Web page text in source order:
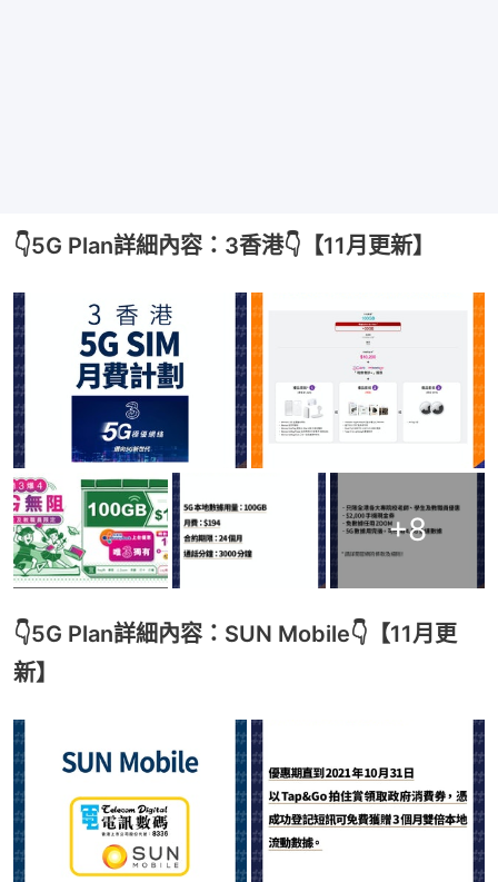
👇5G Plan詳細內容：3香港👇【11月更新】
+8
👇5G Plan詳細內容：SUN Mobile👇【11月更
新】